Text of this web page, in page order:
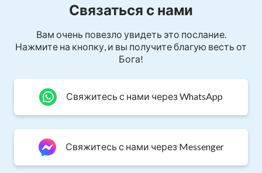
или отыскать спасение в Его словах,
все они осуждены словами Божьими. И
потеряли Божье спасение.
И Его наказание не уйдет от них далеко.
Время и факты будут Его свидетельством,
Связаться с нами
Вам очень повезло увидеть это послание.
Нажмите на кнопку, и вы получите благую весть от
Бога!
Свяжитесь с нами через WhatsApp
Свяжитесь с нами через Messenger